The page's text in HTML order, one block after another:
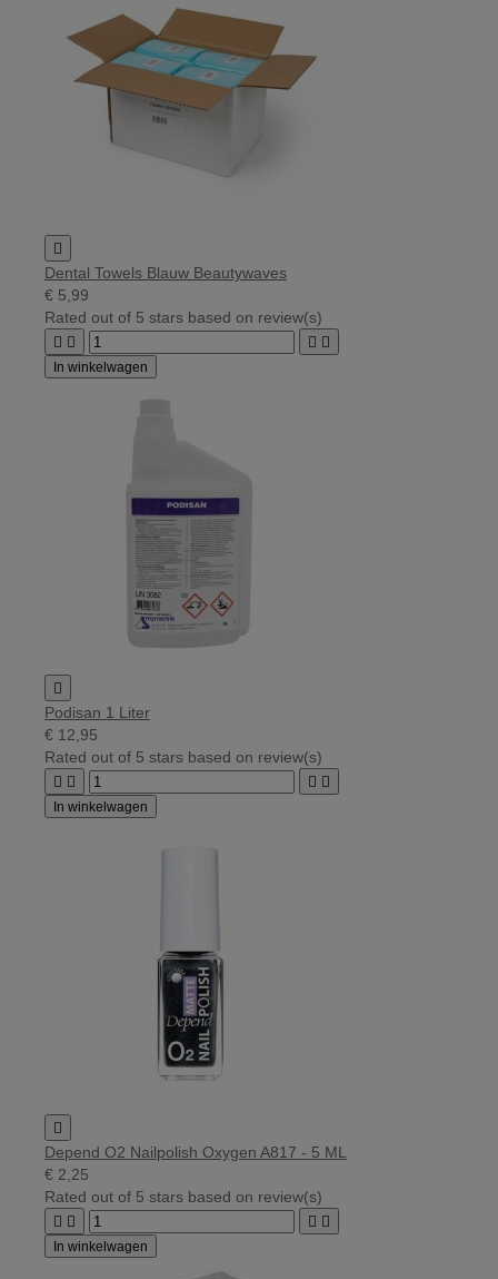

Dental Towels Blauw Beautywaves
€ 5,99
Rated out of 5 stars based on review(s)
   
In winkelwagen

Podisan 1 Liter
€ 12,95
Rated out of 5 stars based on review(s)
   
In winkelwagen

Depend O2 Nailpolish Oxygen A817 - 5 ML
€ 2,25
Rated out of 5 stars based on review(s)
   
In winkelwagen